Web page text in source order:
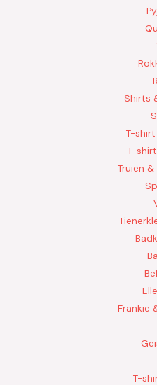
Shirts
T-
T-
Truien
Frankie
T-